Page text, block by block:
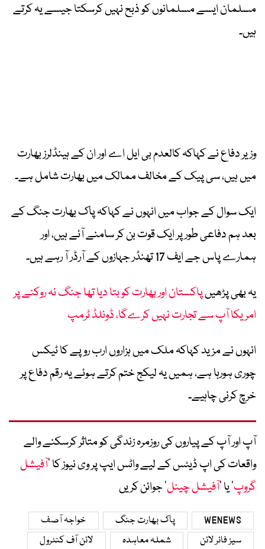
مسلمان ایسے مسلمانوں کو ذبح نہیں کرسکتا جیسے یہ کرتے
ہیں۔
وزیر دفاع نے کہاکہ کالعدم بی ایل اے اور ان کے ہینڈلرز بھارت
میں ہیں، سی پیک کے مخالف ممالک میں بھارت شامل ہے۔
ایک سوال کے جواب میں انہوں نے کہاکہ پاک بھارت جنگ کے
بعد ہم دفاعی طور پر ایک قوت بن کر سامنے آئے ہیں، اور
ہمارے پاس جے ایف 17 تھنڈر جہازوں کے آرڈر آ رہے ہیں۔
یہ بھی پڑھیںپاکستان اور بھارت کو بتا دیا تھا جنگ نہ روکنے پر
امریکا آپ سے تجارت نہیں کرےگا، ڈونلڈ ٹرمپ
انہوں نے مزید کہاکہ ملک میں ہزاروں ارب روپے کا ٹیکس
چوری ہورہا ہے، ہمیں یہ لیکج ختم کرتے ہوئے یہ رقم دفاع پر
خرچ کرنی چاہیے۔
آپ اور آپ کے پیاروں کی روزمرہ زندگی کو متاثر کرسکنے والے
واقعات کی اپ ڈیٹس کے لیے واٹس ایپ پر وی نیوز کا ’آفیشل
گروپ‘ یا ’آفیشل چینل‘ جوائن کریں
WENEWS پاک بھارت جنگ
خواجہ آصف
سیز فائر لائن
شملہ معاہدہ
لائن آف کنٹرول